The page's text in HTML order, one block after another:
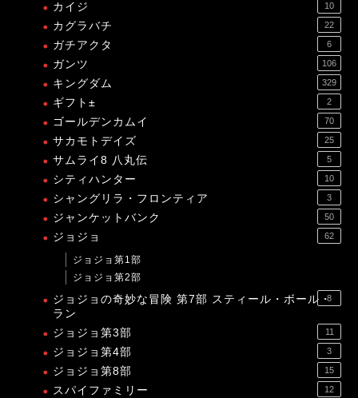
カイジ 10
カグラバチ 22
ガチアクタ 6
ガンツ 106
キングダム 329
ギフト± 2
ゴールデンカムイ 70
サカモトデイズ 25
サムライ8 八丸伝 5
シティハンター 10
シャングリラ・フロンティア 3
ジャンケットバンク 50
ジョジョ 62
ジョジョ第1部
ジョジョ第2部
ジョジョの奇妙な冒険 第7部 スティール・ボール・
ラン
8
ジョジョ第3部 11
ジョジョ第4部 3
ジョジョ第8部 15
スパイファミリー 12